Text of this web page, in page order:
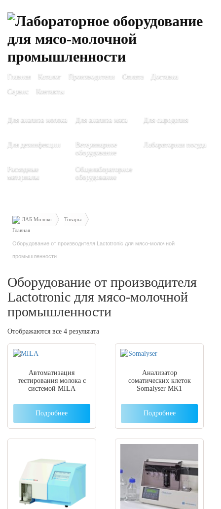
Главная Каталог Производители Оплата
Доставка
Сервис
Контакты
Для анализа молока Для анализа мяса Для сыроделия
Для дезинфекции
Ветеринарное
оборудование
Лабораторная посуда
Расходные
материалы
Общелабораторное
оборудование
ЛАБ Молоко Товары
Оборудование от производителя Lactotronic для мясо-молочной
промышленности
Оборудование от производителя
Lactotronic для мясо-молочной
промышленности
Отображаются все 4 результата
Автоматизация
тестирования молока с
системой MILA
Подробнее
Анализатор
соматических клеток
Somalyser MK1
Подробнее